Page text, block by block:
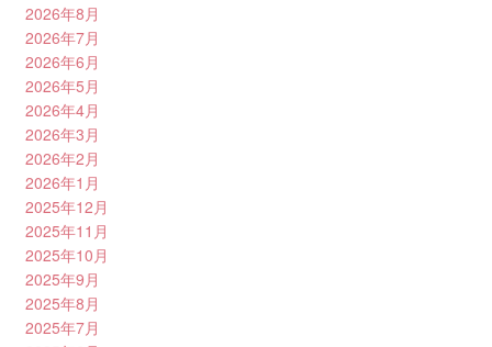
2026年8月
2026年7月
2026年6月
2026年5月
2026年4月
2026年3月
2026年2月
2026年1月
2025年12月
2025年11月
2025年10月
2025年9月
2025年8月
2025年7月